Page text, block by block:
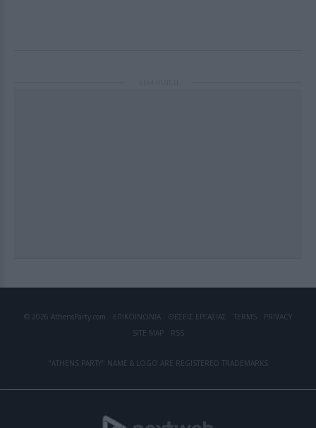
© 2026 AthensParty.com ΕΠΙΚΟΙΝΩΝΙΑ ΘΕΣΕΙΣ ΕΡΓΑΣΙΑΣ TERMS
PRIVACY
SITE MAP
RSS
"ATHENS PARTY" NAME & LOGO ARE REGISTERED TRADEMARKS